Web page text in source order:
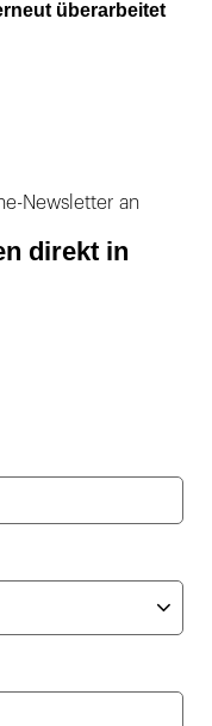
überarbeitet
Newsletter an
direkt in